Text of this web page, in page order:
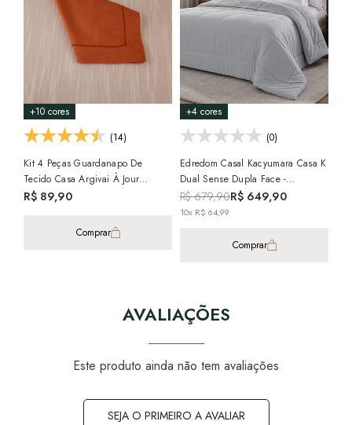
+10 cores
(14)
Kit 4 Peças Guardanapo De
Tecido Casa Argivai À Jour
Terracota Percal 100% Algodão
R$ 89,90
Comprar
+4 cores
(0)
Edredom Casal Kacyumara Casa K
Dual Sense Dupla Face -
Gramatura: 650g/m²
R$ 679,90R$ 649,90
10x R$ 64,99
Comprar
AVALIAÇÕES
Este produto ainda não tem avaliações
SEJA O PRIMEIRO A AVALIAR